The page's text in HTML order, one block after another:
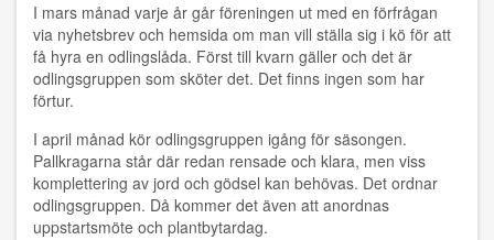
I mars månad varje år går föreningen ut med en förfrågan
via nyhetsbrev och hemsida om man vill ställa sig i kö för att
få hyra en odlingslåda. Först till kvarn gäller och det är
odlingsgruppen som sköter det. Det finns ingen som har
förtur.
I april månad kör odlingsgruppen igång för säsongen.
Pallkragarna står där redan rensade och klara, men viss
komplettering av jord och gödsel kan behövas. Det ordnar
odlingsgruppen. Då kommer det även att anordnas
uppstartsmöte och plantbytardag.